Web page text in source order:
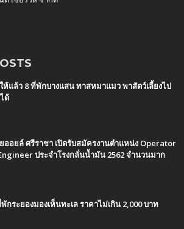
ห้แล้ว 8 ที่พักบางแสน ทาสหมาแมว พาสัตว์เลี้ยงไป
ด้
ออยล์ ศรีราชา เปิดรับสมัครงานตำแหน่ง Operator
ประจำโรงกลั่นน้ำมัน 2562 จำนวนมาก
กระยองมองเห็นทะเล ราคาไม่เกิน 2,000 บาท